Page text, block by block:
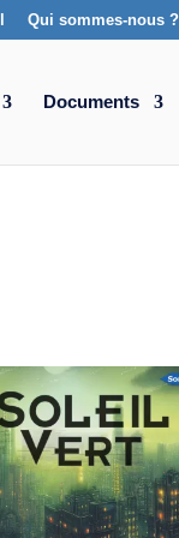
Qui sommes-nous ?
Documents